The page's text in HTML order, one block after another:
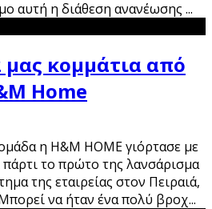
αυτή η διάθεση ανανέωσης ...
κομμάτια από
Home
η Η&Μ ΗΟΜΕ γιόρτασε με
πάρτι το πρώτο της λανσάρισμα
της εταιρείας στον Πειραιά,
να ήταν ένα πολύ βροχ...